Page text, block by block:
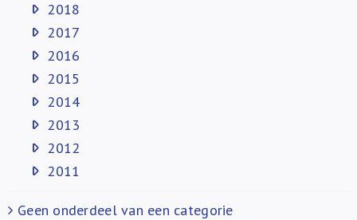
2018
2017
2016
2015
2014
2013
2012
2011
Geen onderdeel van een categorie